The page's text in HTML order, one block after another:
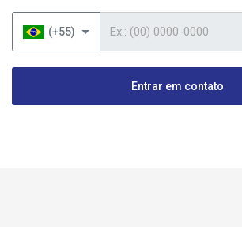
(+55)
Entrar em contato